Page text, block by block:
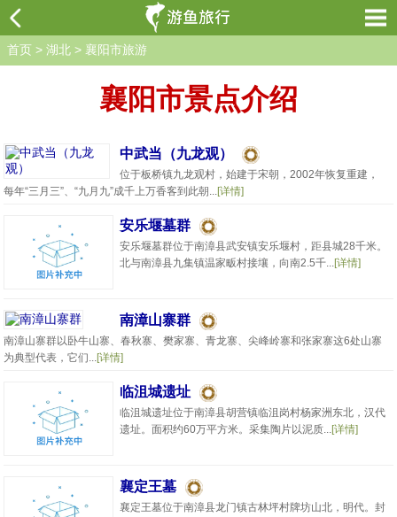
首页 > 湖北 > 襄阳市旅游
襄阳市景点介绍
中武当（九龙观）
位于板桥镇九龙观村，始建于宋朝，2002年恢复重建，
每年“三月三”、“九月九”成千上万香客到此朝...[详情]
安乐堰墓群
安乐堰墓群位于南漳县武安镇安乐堰村，距县城28千米。
北与南漳县九集镇温家畈村接壤，向南2.5千...[详情]
南漳山寨群
南漳山寨群以卧牛山寨、春秋寨、樊家寨、青龙寨、尖峰岭寨和张家寨这6处山寨
为典型代表，它们...[详情]
临沮城遗址
临沮城遗址位于南漳县胡营镇临沮岗村杨家洲东北，汉代
遗址。面积约60万平方米。采集陶片以泥质...[详情]
襄定王墓
襄定王墓位于南漳县龙门镇古林坪村牌坊山北，明代。封